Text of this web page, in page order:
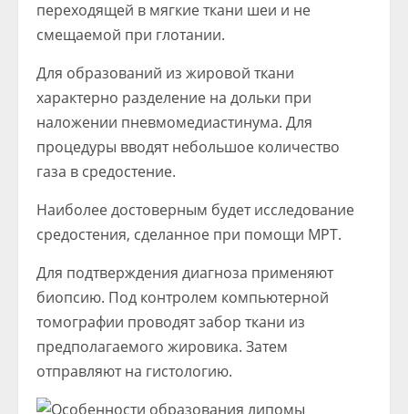
переходящей в мягкие ткани шеи и не
смещаемой при глотании.
Для образований из жировой ткани
характерно разделение на дольки при
наложении пневмомедиастинума. Для
процедуры вводят небольшое количество
газа в средостение.
Наиболее достоверным будет исследование
средостения, сделанное при помощи МРТ.
Для подтверждения диагноза применяют
биопсию. Под контролем компьютерной
томографии проводят забор ткани из
предполагаемого жировика. Затем
отправляют на гистологию.